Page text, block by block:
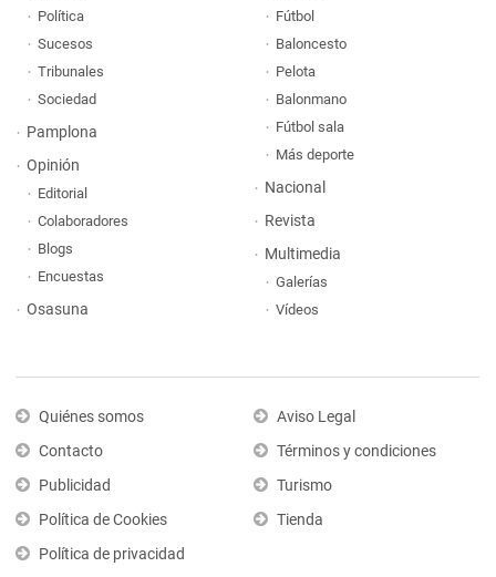
Política
Sucesos
Tribunales
Sociedad
Pamplona
Opinión
Editorial
Colaboradores
Blogs
Encuestas
Osasuna
Fútbol
Baloncesto
Pelota
Balonmano
Fútbol sala
Más deporte
Nacional
Revista
Multimedia
Galerías
Vídeos
Quiénes somos
Contacto
Publicidad
Política de Cookies
Política de privacidad
Aviso Legal
Términos y condiciones
Turismo
Tienda